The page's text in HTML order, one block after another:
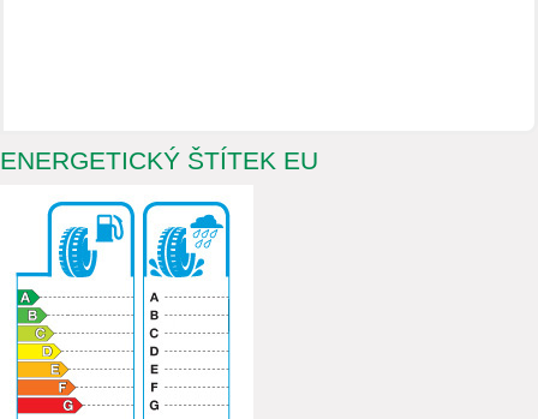
ENERGETICKÝ ŠTÍTEK EU